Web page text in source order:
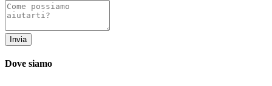
Dove siamo